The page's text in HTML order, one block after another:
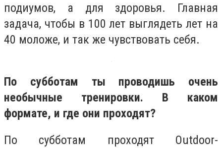
подиумов, а для здоровья. Главная
задача, чтобы в 100 лет выглядеть лет на
40 моложе, и так же чувствовать себя.
По субботам ты проводишь очень
необычные тренировки. В каком
формате, и где они проходят?
По субботам проходят Outdoor-